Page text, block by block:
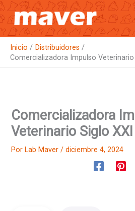
Ir
al
contenido
Inicio
Distribuidores
Comercializadora Impulso Veterinario
Comercializadora
Veterinario Siglo XXI
Por Lab Maver/diciembre 4, 2024